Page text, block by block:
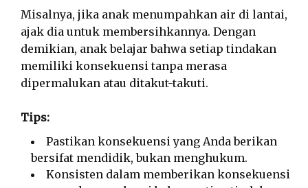
Misalnya, jika anak menumpahkan air di lantai,
ajak dia untuk membersihkannya. Dengan
demikian, anak belajar bahwa setiap tindakan
memiliki konsekuensi tanpa merasa
dipermalukan atau ditakut-takuti.
Tips:
Pastikan konsekuensi yang Anda berikan
bersifat mendidik, bukan menghukum.
Konsisten dalam memberikan konsekuensi